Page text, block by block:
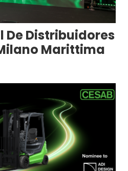
De Distribuidores
Marittima